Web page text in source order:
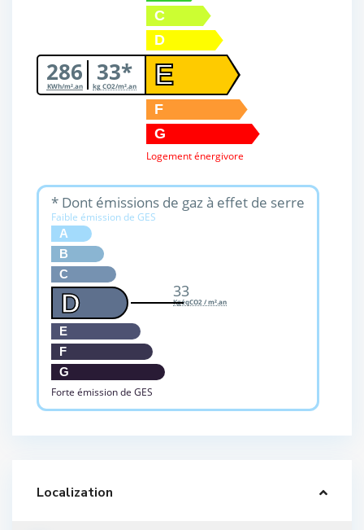
286
KWh/m².an 33*
kg CO2/m².an
C
D
E
F
G
Logement énergivore
* Dont émissions de gaz à effet de serre
Faible émission de GES
A
B
C
D
E
F
G
Forte émission de GES
33
KgéqCO2 / m².an
Localization